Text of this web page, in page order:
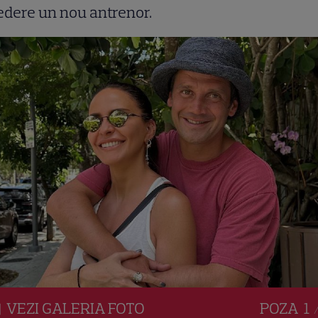
un nou antrenor.
VEZI GALERIAFOTO POZA 1